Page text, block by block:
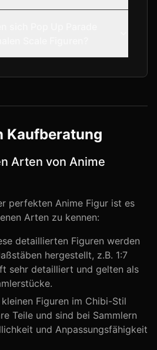
Kaufberatung
Arten von Anime
perfekten Anime Figur ist es
Arten zu kennen:
detaillierten Figuren werden
hergestellt, z.B. 1:7
sehr detailliert und gelten als
kleinen Figuren im Chibi-Stil
Teile und sind bei Sammlern
und Anpassungsfähigkeit